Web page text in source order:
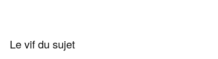
Le vif du sujet